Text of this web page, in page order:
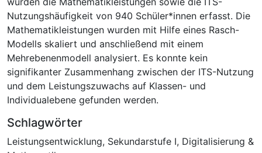
Nutzungshäufigkeit von 940 Schüler*innen erfasst. Die
Mathematikleistungen wurden mit Hilfe eines Rasch-
Modells skaliert und anschließend mit einem
Mehrebenenmodell analysiert. Es konnte kein
signifikanter Zusammenhang zwischen der ITS-Nutzung
und dem Leistungszuwachs auf Klassen- und
Individualebene gefunden werden.
Schlagwörter
Leistungsentwicklung, Sekundarstufe I, Digitalisierung &